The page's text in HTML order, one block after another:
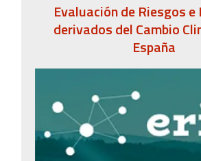
Evaluación de Riesgos
derivados del Cambio
España